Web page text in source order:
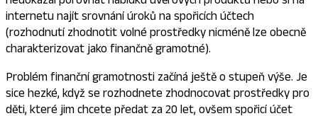
internetu najít srovnání úroků na spořicích účtech
(rozhodnutí zhodnotit volné prostředky nicméně lze obecně
charakterizovat jako finančně gramotné).
Problém finanční gramotnosti začíná ještě o stupeň výše. Je
sice hezké, když se rozhodnete zhodnocovat prostředky pro
děti, které jim chcete předat za 20 let, ovšem spořicí účet